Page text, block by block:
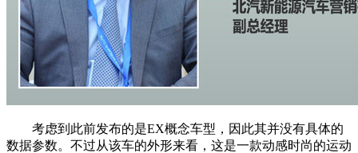
考虑到此前发布的是EX概念车型，因此其并没有具体的
数据参数。不过从该车的外形来看，这是一款动感时尚的运动